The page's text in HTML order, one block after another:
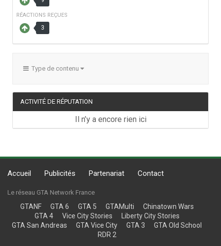
RÉACTIONS REÇUES
3
Type de contenu
ACTIVITÉ DE RÉPUTATION
Il n’y a encore rien ici
Accueil Publicités Partenariat Contact
Le réseau GTA Network France
GTANF GTA 6 GTA 5 GTAMulti
Chinatown Wars
GTA 4
Vice City Stories
Liberty City Stories
GTA San Andreas
GTA Vice City GTA 3
GTA Old School
RDR 2